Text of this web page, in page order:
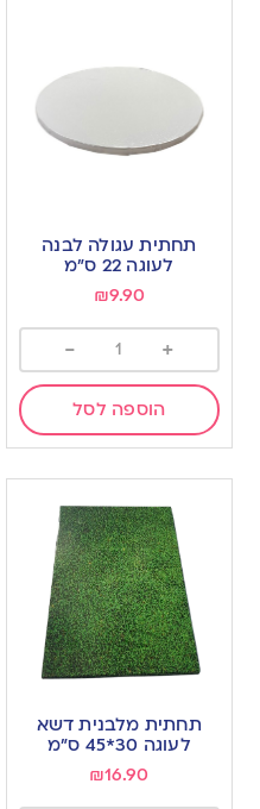
תחתית עגולה לבנה
לעוגה 22 ס”מ
₪9.90
+
-
הוספה לסל
תחתית מלבנית דשא
לעוגה 30*45 ס”מ
₪16.90